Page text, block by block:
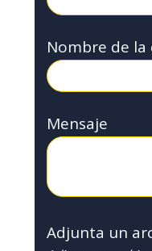
Nombre de la
Mensaje
Adjunta un